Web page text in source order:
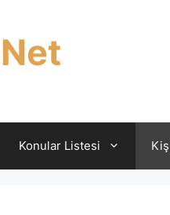
Konular Listesi